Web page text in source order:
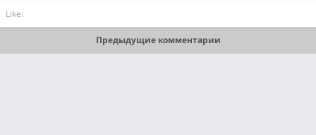
Like:
Предыдущие комментарии